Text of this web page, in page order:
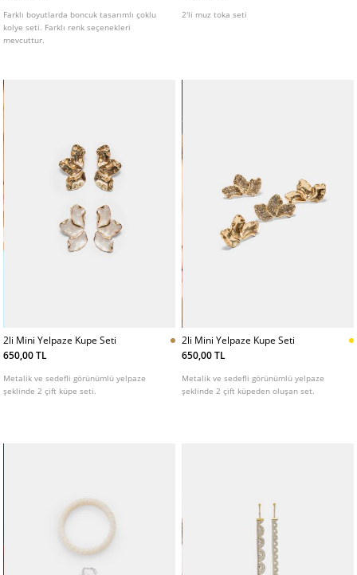
Farklı boyutlarda boncuk tasarımlı çoklu
kolye seti. Farklı renk seçenekleri
mevcuttur.
2'li muz toka seti
2li Mini Yelpaze Kupe Seti
650,00 TL
Metalik ve sedefli görünümlü yelpaze
şeklinde 2 çift küpe seti.
2li Mini Yelpaze Kupe Seti
650,00 TL
Metalik ve sedefli görünümlü yelpaze
şeklinde 2 çift küpeden oluşan set.